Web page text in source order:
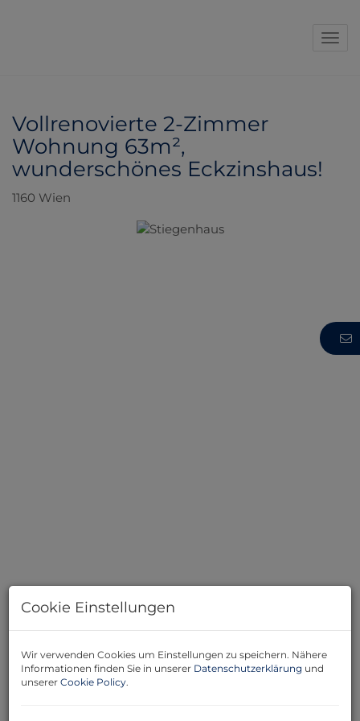
Vollrenovierte 2-Zimmer
Wohnung 63m²,
wunderschönes Eckzinshaus!
1160 Wien
Beschreibung
Diese charmante Etagenwohnung im Hochparterre
Cookie Einstellungen
Wir verwenden Cookies um Einstellungen zu speichern. Nähere
Informationen finden Sie in unserer Datenschutzerklärung und
unserer Cookie Policy.